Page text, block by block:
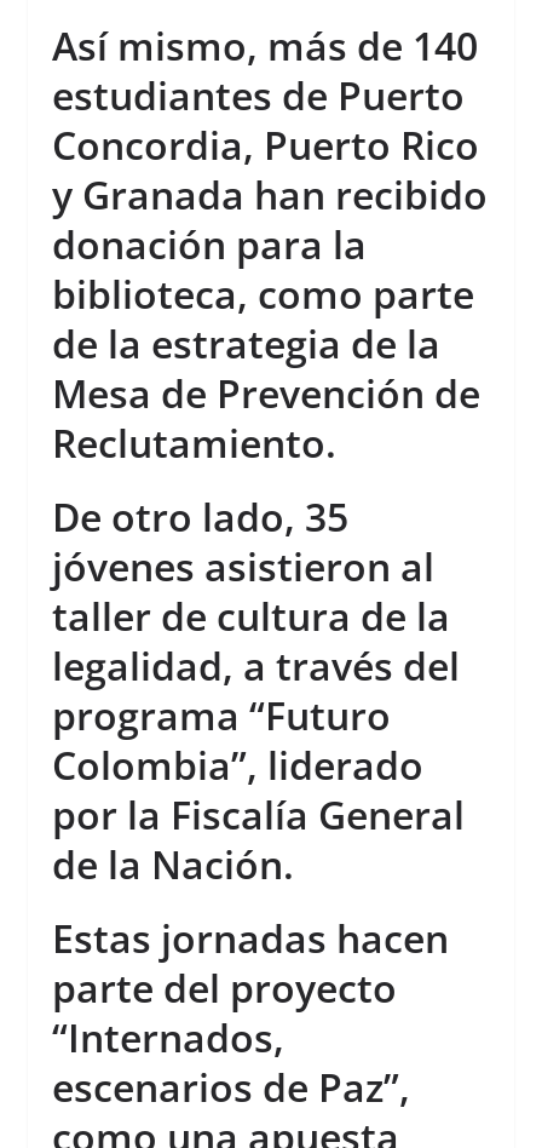
Así mismo, más de 140
estudiantes de Puerto
Concordia, Puerto Rico
y Granada han recibido
donación para la
biblioteca, como parte
de la estrategia de la
Mesa de Prevención de
Reclutamiento.
De otro lado, 35
jóvenes asistieron al
taller de cultura de la
legalidad, a través del
programa “Futuro
Colombia”, liderado
por la Fiscalía General
de la Nación.
Estas jornadas hacen
parte del proyecto
“Internados,
escenarios de Paz”,
como una apuesta